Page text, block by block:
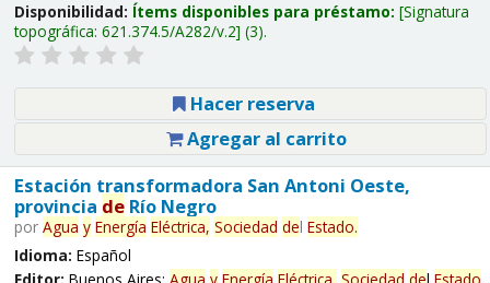
Disponibilidad: Ítems disponibles para préstamo: Signatura
topográfica: 621.374.5/A282/v.2 (3).
Hacer reserva
Agregar al carrito
Estación transformadora San Antoni Oeste,
provincia deRío Negro
por Agua y Energía Eléctrica, Sociedad del Estado.
Idioma: Español
Editor: Buenos Aires: Agua y Energía Eléctrica, Sociedad del Estado,